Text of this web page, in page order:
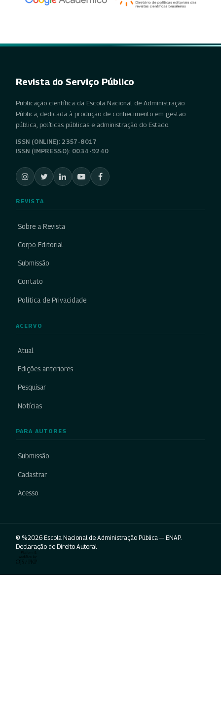
Revista do Serviço Público
Publicação científica da Escola Nacional de Administração
Pública, dedicada à produção de conhecimento em gestão
pública, políticas públicas e administração do Estado.
ISSN (ONLINE): 2357-8017
ISSN (IMPRESSO): 0034-9240
REVISTA
Sobre a Revista
Corpo Editorial
Submissão
Contato
Política de Privacidade
ACERVO
Atual
Edições anteriores
Pesquisar
Notícias
PARA AUTORES
Submissão
Cadastrar
Acesso
© %2026 Escola Nacional de Administração Pública — ENAP.
Declaração de Direito Autoral